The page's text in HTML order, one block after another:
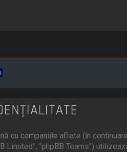
companiile afliate (în
Limited”, “phpBB Teams”)